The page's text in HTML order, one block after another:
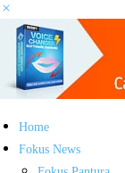
Home
Fokus News